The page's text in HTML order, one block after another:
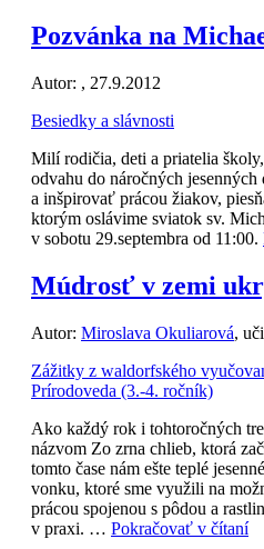
Pozvánka na
Autor: , 27.9.2012
Besiedky a slávnosti
Milí rodičia, deti a priatelia
odvahu do náročných
a inšpirovať prácou žiakov,
ktorým oslávime sviatok sv.
v sobotu 29.septembra od 11:00.
Múdrosť v zemi
Autor: Miroslava Okuliarová,
Zážitky z waldorfského
Prírodoveda (3.-4. ročník)
Ako každý rok i tohtoročných
názvom Zo zrna chlieb, ktorá
tomto čase nám ešte teplé
vonku, ktoré sme využili na
prácou spojenou s pôdou a
v praxi. … Pokračovať v čítaní